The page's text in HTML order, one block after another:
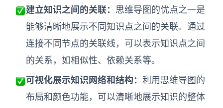
建立知识之间的关联： 思维导图的优点之一是
能够清晰地展示不同知识点之间的关联。通过
连接不同节点的关联线，可以表示知识点之间
的关系，如相似性、依赖关系等。
可视化展示知识网络和结构： 利用思维导图的
布局和颜色功能，可以清晰地展示知识的整体